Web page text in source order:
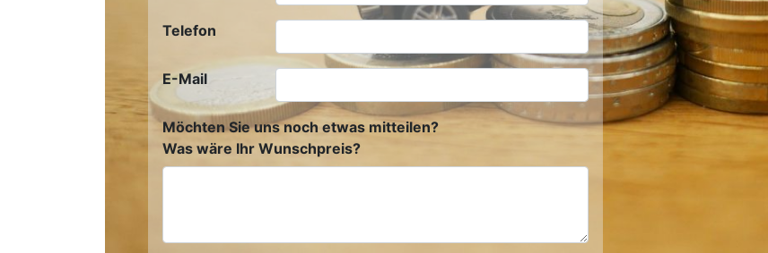
Telefon
E-Mail
Möchten Sie uns noch etwas mitteilen?
Was wäre Ihr Wunschpreis?